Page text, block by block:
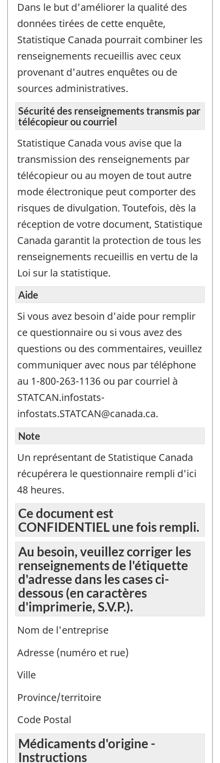
Dans le but d'améliorer la qualité des
données tirées de cette enquête,
Statistique Canada pourrait combiner les
renseignements recueillis avec ceux
provenant d'autres enquêtes ou de
sources administratives.
Sécurité des renseignements transmis par
télécopieur ou courriel
Statistique Canada vous avise que la
transmission des renseignements par
télécopieur ou au moyen de tout autre
mode électronique peut comporter des
risques de divulgation. Toutefois, dès la
réception de votre document, Statistique
Canada garantit la protection de tous les
renseignements recueillis en vertu de la
Loi sur la statistique.
Aide
Si vous avez besoin d'aide pour remplir
ce questionnaire ou si vous avez des
questions ou des commentaires, veuillez
communiquer avec nous par téléphone
au 1-800-263-1136 ou par courriel à
STATCAN.infostats-
infostats.STATCAN@canada.ca.
Note
Un représentant de Statistique Canada
récupérera le questionnaire rempli d'ici
48 heures.
Ce document est
CONFIDENTIEL une fois rempli.
Au besoin, veuillez corriger les
renseignements de l'étiquette
d'adresse dans les cases ci-
dessous (en caractères
d'imprimerie, S.V.P.).
Nom de l'entreprise
Adresse (numéro et rue)
Ville
Province/territoire
Code Postal
Médicaments d'origine -
Instructions